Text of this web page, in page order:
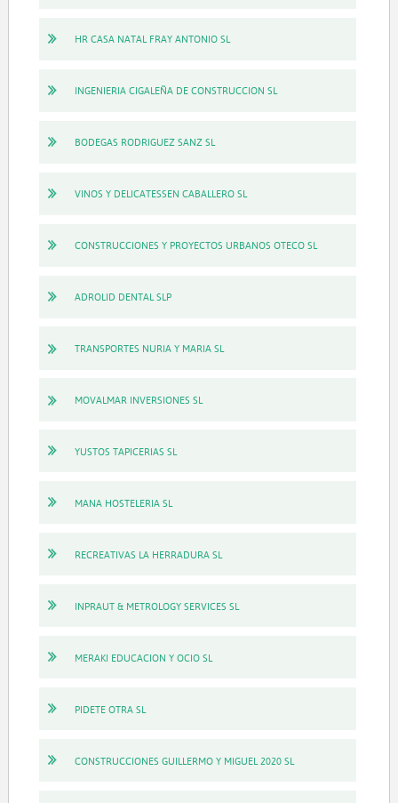
HR CASA NATAL FRAY ANTONIO SL
INGENIERIA CIGALEÑA DE CONSTRUCCION SL
BODEGAS RODRIGUEZ SANZ SL
VINOS Y DELICATESSEN CABALLERO SL
CONSTRUCCIONES Y PROYECTOS URBANOS OTECO SL
ADROLID DENTAL SLP
TRANSPORTES NURIA Y MARIA SL
MOVALMAR INVERSIONES SL
YUSTOS TAPICERIAS SL
MANA HOSTELERIA SL
RECREATIVAS LA HERRADURA SL
INPRAUT & METROLOGY SERVICES SL
MERAKI EDUCACION Y OCIO SL
PIDETE OTRA SL
CONSTRUCCIONES GUILLERMO Y MIGUEL 2020 SL